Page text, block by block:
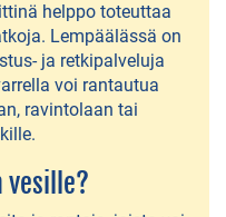
helppo toteuttaa
Lempäälässä on
ja retkipalveluja
voi rantautua
ravintolaan tai
vesille?